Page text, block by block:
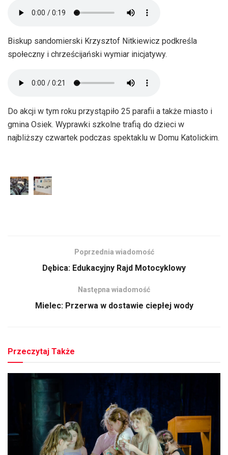
Biskup sandomierski Krzysztof Nitkiewicz podkreśla
społeczny i chrześcijański wymiar inicjatywy.
Do akcji w tym roku przystąpiło 25 parafii a także miasto i
gmina Osiek. Wyprawki szkolne trafią do dzieci w
najbliższy czwartek podczas spektaklu w Domu Katolickim.
Poprzednia wiadomość
Dębica: Edukacyjny Rajd Motocyklowy
Następna wiadomość
Mielec: Przerwa w dostawie ciepłej wody
Przeczytaj Także